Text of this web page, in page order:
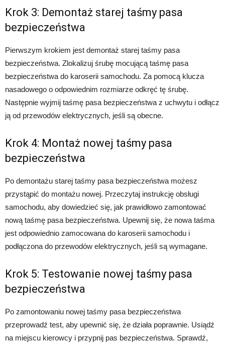
Krok 3: Demontaż starej taśmy pasa
bezpieczeństwa
Pierwszym krokiem jest demontaż starej taśmy pasa
bezpieczeństwa. Zlokalizuj śrubę mocującą taśmę pasa
bezpieczeństwa do karoserii samochodu. Za pomocą klucza
nasadowego o odpowiednim rozmiarze odkręć tę śrubę.
Następnie wyjmij taśmę pasa bezpieczeństwa z uchwytu i odłącz
ją od przewodów elektrycznych, jeśli są obecne.
Krok 4: Montaż nowej taśmy pasa
bezpieczeństwa
Po demontażu starej taśmy pasa bezpieczeństwa możesz
przystąpić do montażu nowej. Przeczytaj instrukcję obsługi
samochodu, aby dowiedzieć się, jak prawidłowo zamontować
nową taśmę pasa bezpieczeństwa. Upewnij się, że nowa taśma
jest odpowiednio zamocowana do karoserii samochodu i
podłączona do przewodów elektrycznych, jeśli są wymagane.
Krok 5: Testowanie nowej taśmy pasa
bezpieczeństwa
Po zamontowaniu nowej taśmy pasa bezpieczeństwa
przeprowadź test, aby upewnić się, że działa poprawnie. Usiądź
na miejscu kierowcy i przypnij pas bezpieczeństwa. Sprawdź,